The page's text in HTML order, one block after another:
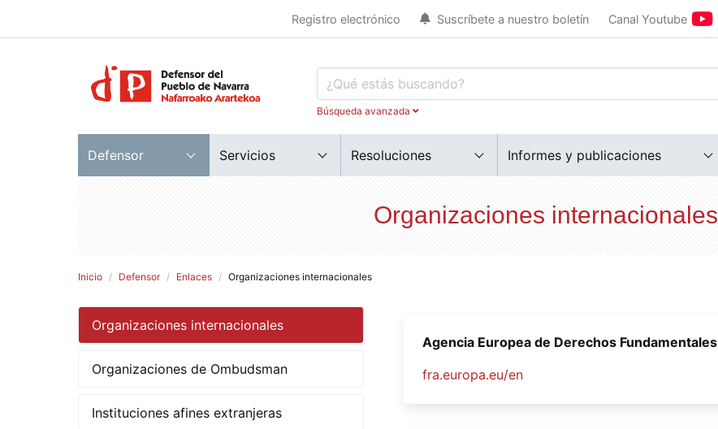
Registro electrónico Suscríbete a nuestro boletín Canal Youtube
Búsqueda avanzada
Defensor Servicios Resoluciones Informes y publicaciones
Organizaciones internacionales
Inicio Defensor Enlaces Organizaciones internacionales
Organizaciones internacionales
Organizaciones de Ombudsman
Instituciones afines extranjeras
Agencia Europea de Derechos Fundamentales
fra.europa.eu/en